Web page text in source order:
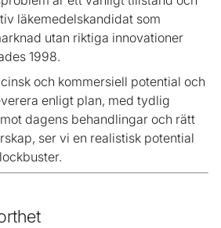
läkemedelskandidat som
utan riktiga innovationer
1998.
och kommersiell potential och
enligt plan, med tydlig
dagens behandlingar och rätt
ser vi en realistisk potential